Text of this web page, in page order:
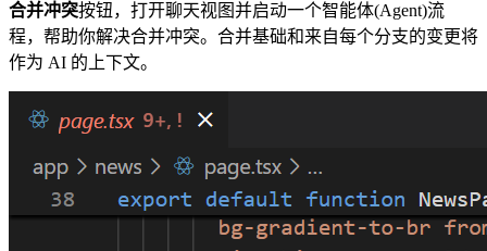
合并冲突按钮，打开聊天视图并启动一个智能体(Agent)流
程，帮助你解决合并冲突。合并基础和来自每个分支的变更将
作为 AI 的上下文。